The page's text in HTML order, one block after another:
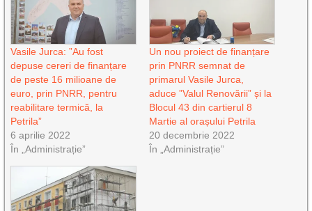
Vasile Jurca: ”Au fost
depuse cereri de finanțare
de peste 16 milioane de
euro, prin PNRR, pentru
reabilitare termică, la
Petrila”
6 aprilie 2022
În „Administrație”
Un nou proiect de finanțare
prin PNRR semnat de
primarul Vasile Jurca,
aduce ”Valul Renovării” și la
Blocul 43 din cartierul 8
Martie al orașului Petrila
20 decembrie 2022
În „Administrație”